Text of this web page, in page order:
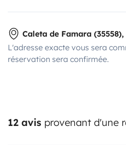
Caleta de Famara
L'adresse exacte vous sera
réservation sera confirmée.
12 avis provenant d'une